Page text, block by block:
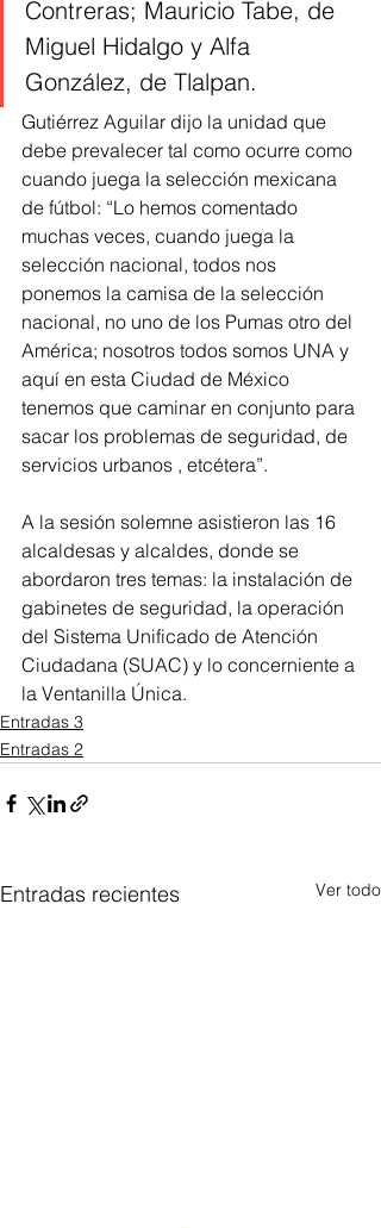
Contreras; Mauricio Tabe, de
Miguel Hidalgo y Alfa
González, de Tlalpan.
Gutiérrez Aguilar dijo la unidad que
debe prevalecer tal como ocurre como
cuando juega la selección mexicana
de fútbol: “Lo hemos comentado
muchas veces, cuando juega la
selección nacional, todos nos
ponemos la camisa de la selección
nacional, no uno de los Pumas otro del
América; nosotros todos somos UNA y
aquí en esta Ciudad de México
tenemos que caminar en conjunto para
sacar los problemas de seguridad, de
servicios urbanos , etcétera”.
A la sesión solemne asistieron las 16
alcaldesas y alcaldes, donde se
abordaron tres temas: la instalación de
gabinetes de seguridad, la operación
del Sistema Unificado de Atención
Ciudadana (SUAC) y lo concerniente a
la Ventanilla Única.
Entradas 3
Entradas 2
Entradas recientes Ver todo